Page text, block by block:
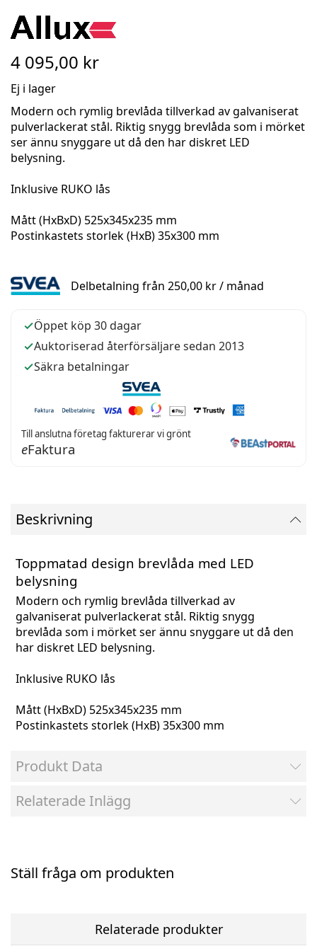
Skip
to
the
beginning
of
the
images
gallery
4 095,00 kr
Ej i lager
Modern och rymlig brevlåda tillverkad av galvaniserat
pulverlackerat stål. Riktig snygg brevlåda som i mörket
ser ännu snyggare ut då den har diskret LED
belysning.
Inklusive RUKO lås
Mått (HxBxD) 525x345x235 mm
Postinkastets storlek (HxB) 35x300 mm
Delbetalning från 250,00 kr/ månad
Öppet köp 30 dagar
Auktoriserad återförsäljare sedan 2013
Säkra betalningar
Till anslutna företag fakturerar vi grönt
eFaktura
Beskrivning
Toppmatad design brevlåda med LED
belysning
Modern och rymlig brevlåda tillverkad av
galvaniserat pulverlackerat stål. Riktig snygg
brevlåda som i mörket ser ännu snyggare ut då den
har diskret LED belysning.
Inklusive RUKO lås
Mått (HxBxD) 525x345x235 mm
Postinkastets storlek (HxB) 35x300 mm
Kan monteras på vägg eller stativ (ingår ej)
12 års genomrostningsgaranti
Produkt Data
Relaterade Inlägg
Ställ fråga om produkten
Relaterade produkter